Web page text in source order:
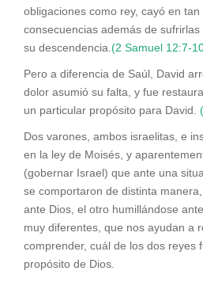
obligaciones como rey, cayó en
consecuencias además de
su descendencia. (2 Samuel 12:7-
Pero a diferencia de Saúl, David
dolor asumió su falta, y fue
un particular propósito para David.
Dos varones, ambos israelitas, e
en la ley de Moisés, y
(gobernar Israel) que ante una
se comportaron de distinta
ante Dios, el otro humillándose
muy diferentes, que nos ayudan a
comprender, cuál de los dos reyes
propósito de Dios.